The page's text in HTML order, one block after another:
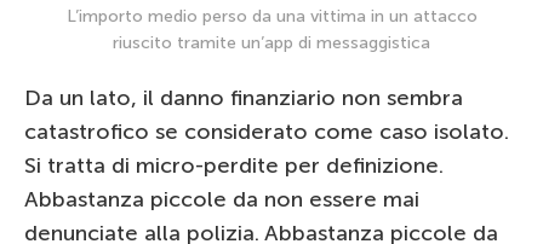
L’importo medio perso da una vittima in un attacco
riuscito tramite un’app di messaggistica
Da un lato, il danno finanziario non sembra
catastrofico se considerato come caso isolato.
Si tratta di micro-perdite per definizione.
Abbastanza piccole da non essere mai
denunciate alla polizia. Abbastanza piccole da